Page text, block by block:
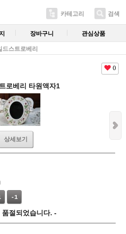
카테고리 검색
장바구니 관심상품
드스트로베리
0
로베리 타원액자1
상세보기
-1
품절되었습니다. -